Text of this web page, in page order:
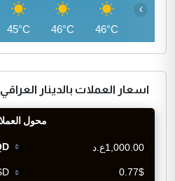
46°C
46°C
45°C
›
اسعار العملات بالدينار العراقي